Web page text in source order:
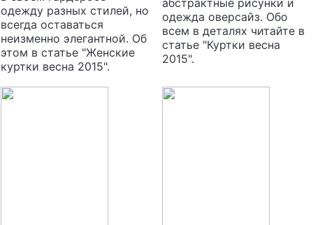
одежду разных стилей, но
всегда оставаться
неизменно элегантной. Об
этом в статье "Женские
куртки весна 2015".
одежда оверсайз. Обо
всем в деталях читайте в
статье "Куртки весна
2015".